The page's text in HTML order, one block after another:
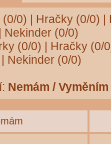
(0/0) | Hračky (0/0) |
| Nekinder (0/0)
(0/0) | Hračky (0/
| Nekinder (0/0)
Nemám / Vyměním